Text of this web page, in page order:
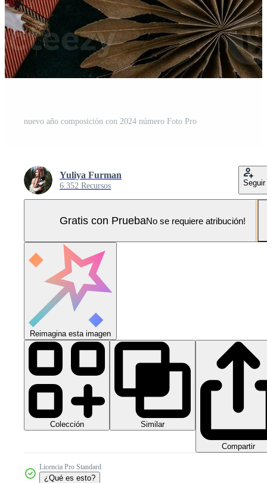
nuevo año composición con 2024 número Foto Pro
Yuliya Furman
6.352 Recursos Seguir
Gratis con PruebaNo se requiere atribución!
Reimagina esta imagen
Colección Similar
Compartir
Licencia Pro Standard
¿Qué es esto?